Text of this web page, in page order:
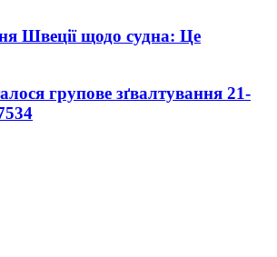
Швеції щодо судна: Це
групове зґвалтування 21-